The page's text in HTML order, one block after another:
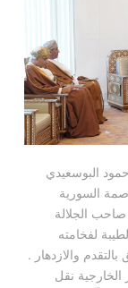
البوسعيدي
السورية
الجلالة
لفخامته
والازدهار .
نقل